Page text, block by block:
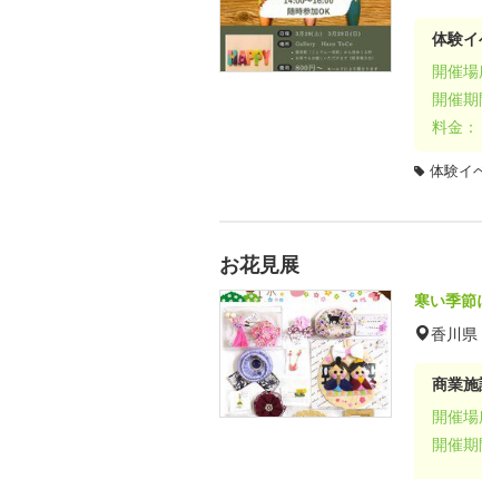
体験
開催場
開催期
料金：
体験イ
お花見展
寒い季節
香川県
商業
開催場
開催期